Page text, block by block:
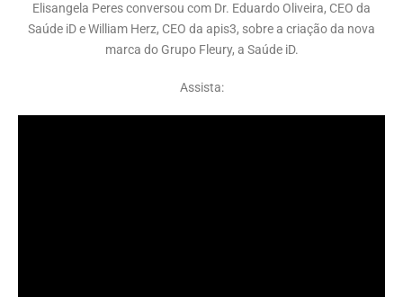
Elisangela Peres conversou com Dr. Eduardo Oliveira, CEO da
Saúde iD e William Herz, CEO da apis3, sobre a criação da nova
marca do Grupo Fleury, a Saúde iD.
Assista: